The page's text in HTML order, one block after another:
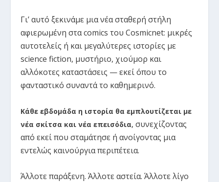
Γι’ αυτό ξεκινάμε μια νέα σταθερή στήλη
αφιερωμένη στα comics του Cosmicnet: μικρές
αυτοτελείς ή και μεγαλύτερες ιστορίες με
science fiction, μυστήριο, χιούμορ και
αλλόκοτες καταστάσεις — εκεί όπου το
φανταστικό συναντά το καθημερινό.
Κάθε εβδομάδα η ιστορία θα εμπλουτίζεται με
νέα σκίτσα και νέα επεισόδια, συνεχίζοντας
από εκεί που σταμάτησε ή ανοίγοντας μια
εντελώς καινούργια περιπέτεια.
Άλλοτε παράξενη. Άλλοτε αστεία. Άλλοτε λίγο